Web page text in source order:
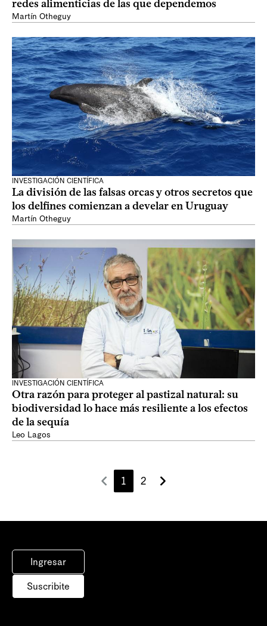
redes alimenticias de las que dependemos
Martín Otheguy
INVESTIGACIÓN CIENTÍFICA
La división de las falsas orcas y otros secretos que
los delfines comienzan a develar en Uruguay
Martín Otheguy
INVESTIGACIÓN CIENTÍFICA
Otra razón para proteger al pastizal natural: su
biodiversidad lo hace más resiliente a los efectos
de la sequía
Leo Lagos
1 2
Ingresar
Suscribite